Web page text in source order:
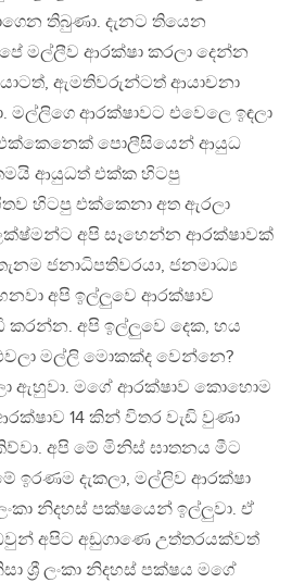
තිබුණා. දැනට තියෙන
මල්ලීව ආරක්ෂා කරලා දෙන්න
ඇමතිවරුන්ටත් ආයාචනා
මල්ලිගෙ ආරක්ෂාවට එවෙලෙ ඉඳලා
පොලීසියෙන් ආයුධ
ආයුධත් එක්ක හිටපු
හිටපු එක්කෙනා අත ඇරලා
අපි සෑහෙන්න ආරක්ෂාවක්
ජනාධිපතිවරයා, ජනමාධ්‍ය
අපි ඉල්ලුවෙ ආරක්ෂාව
කරන්න. අපි ඉල්ලුවෙ දෙක, හය
මල්ලි මොකක්ද වෙන්නෙ?
ඇහුවා. මගේ ආරක්ෂාව කොහොම
14 කින් විතර වැඩි වුණා
අපි මේ මිනිස් ඝාතනය මීට
ඉරණම දැකලා, මල්ලිව ආරක්ෂා
නිදහස් පක්ෂයෙන් ඉල්ලුවා. ඒ
අපිට අඩුගාණෙ උත්තරයක්වත්
ශ්‍රී ලංකා නිදහස් පක්ෂය මගේ